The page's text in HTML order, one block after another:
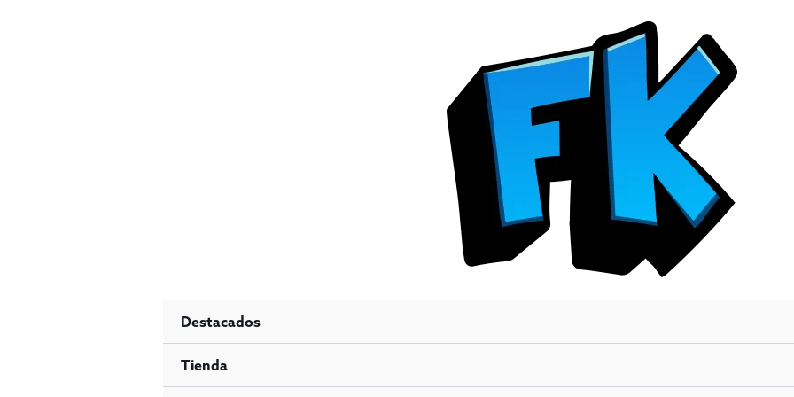
Destacados
Tienda
3D
-
Bleach
cantidad